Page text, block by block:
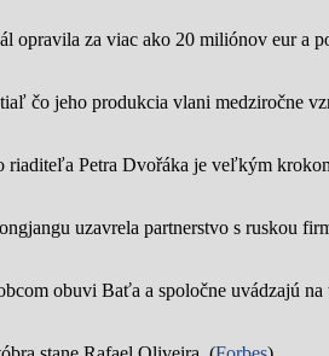
opravila za viac ako 20 miliónov eur a
čo jeho produkcia vlani medziročne
riaditeľa Petra Dvořáka je veľkým
uzavrela partnerstvo s ruskou
obuvi Baťa a spoločne uvádzajú